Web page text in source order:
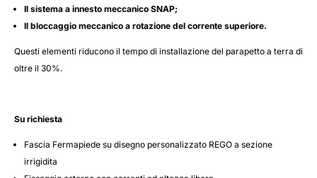
Il sistema a innesto meccanico SNAP;
Il bloccaggio meccanico a rotazione del corrente superiore.
Questi elementi riducono il tempo di installazione del parapetto a terra di
oltre il 30%.
Su richiesta
Fascia Fermapiede su disegno personalizzato REGO a sezione
irrigidita